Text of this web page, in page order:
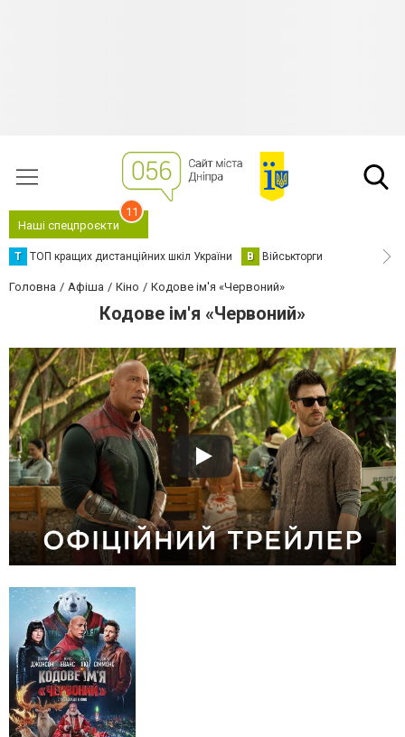
Наші спецпроєкти
11
Т ТОП кращих дистанційних шкіл України В Військторги
Головна Афіша Кіно Кодове ім'я «Червоний»
Кодове ім'я «Червоний»